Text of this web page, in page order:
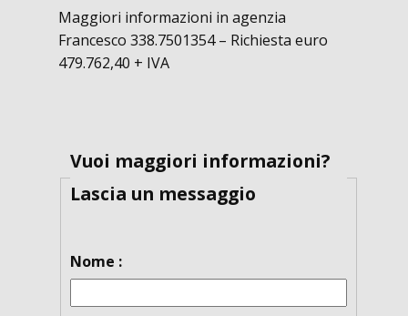
Maggiori informazioni in agenzia
Francesco 338.7501354 – Richiesta euro
479.762,40 + IVA
Vuoi maggiori informazioni?
Lascia un messaggio
Nome :